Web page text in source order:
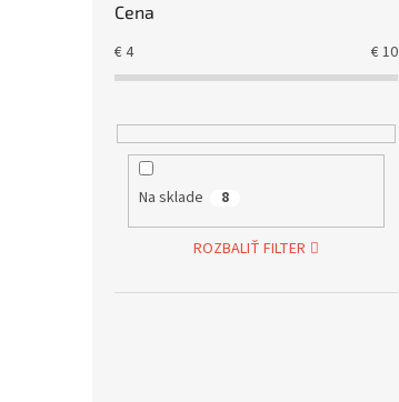
Cena
€4 €10
Na sklade 8
ROZBALIŤ FILTER